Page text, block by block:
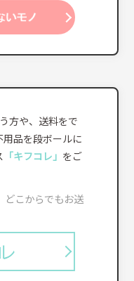
方や、送料をで
品を段ボールに
「キフコレ」 をご
こからでもお送